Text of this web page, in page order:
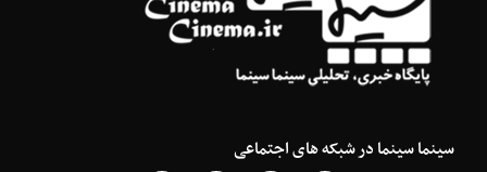
سینما سینما در شبکه های اجتماعی